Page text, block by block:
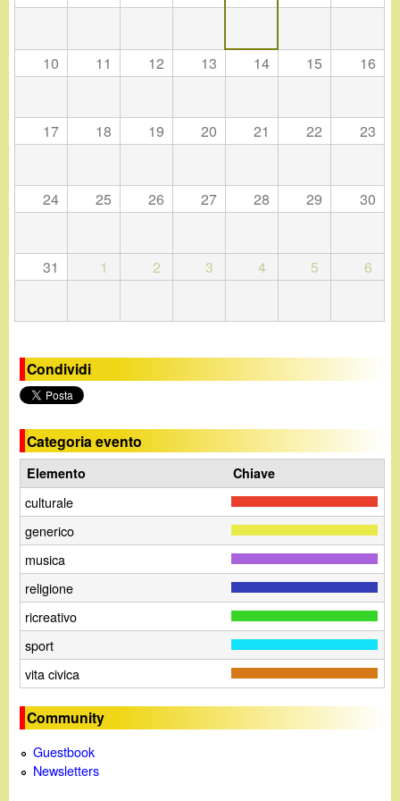
i
n
o
.
i
t
a
10 11 12 13 14 15 16
17 18 19 20 21 22 23
24 25 26 27 28 29 30
31 1 2 3 4 5 6
Condividi
Categoria evento
Elemento Chiave
culturale
generico
musica
religione
ricreativo
sport
vita civica
Community
Guestbook
Newsletters